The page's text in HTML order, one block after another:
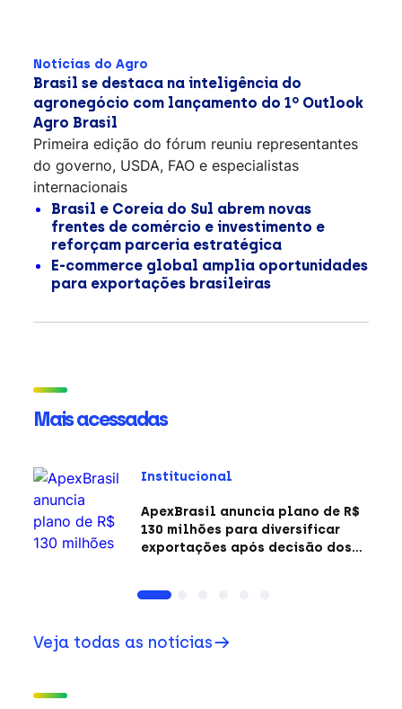
Notícias do Agro
Brasil se destaca na inteligência do
agronegócio com lançamento do 1º Outlook
Agro Brasil
Primeira edição do fórum reuniu representantes
do governo, USDA, FAO e especialistas
internacionais
Brasil e Coreia do Sul abrem novas
frentes de comércio e investimento e
reforçam parceria estratégica
E-commerce global amplia oportunidades
para exportações brasileiras
Mais acessadas
Institucional
ApexBrasil anuncia plano de R$
130 milhões para diversificar
exportações após decisão dos
Veja todas as notícias